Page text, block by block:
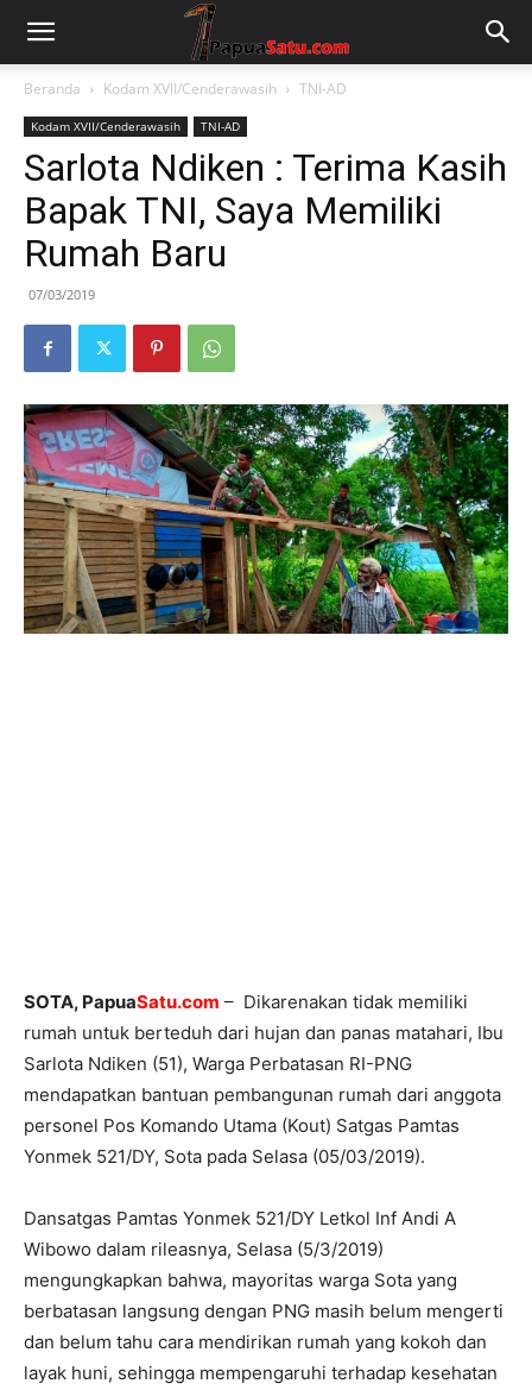
Beranda Kodam XVII/Cenderawasih TNI-AD
Kodam XVII/Cenderawasih TNI-AD
Sarlota Ndiken : Terima Kasih
Bapak TNI, Saya Memiliki
Rumah Baru
07/03/2019
SOTA, PapuaSatu.com – Dikarenakan tidak memiliki
rumah untuk berteduh dari hujan dan panas matahari, Ibu
Sarlota Ndiken (51), Warga Perbatasan RI-PNG
mendapatkan bantuan pembangunan rumah dari anggota
personel Pos Komando Utama (Kout) Satgas Pamtas
Yonmek 521/DY, Sota pada Selasa (05/03/2019).
Dansatgas Pamtas Yonmek 521/DY Letkol Inf Andi A
Wibowo dalam rileasnya, Selasa (5/3/2019)
mengungkapkan bahwa, mayoritas warga Sota yang
berbatasan langsung dengan PNG masih belum mengerti
dan belum tahu cara mendirikan rumah yang kokoh dan
layak huni, sehingga mempengaruhi terhadap kesehatan